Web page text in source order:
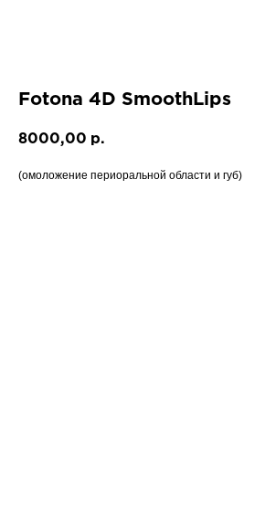
Fotona 4D SmoothLips
8000,00 р.
(омоложение периоральной области и губ)